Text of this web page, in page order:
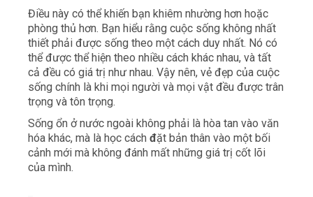
Điều này có thể khiến bạn khiêm nhường hơn hoặc
phòng thủ hơn. Bạn hiểu rằng cuộc sống không nhất
thiết phải được sống theo một cách duy nhất. Nó có
thể được thể hiện theo nhiều cách khác nhau, và tất
cả đều có giá trị như nhau. Vậy nên, vẻ đẹp của cuộc
sống chính là khi mọi người và mọi vật đều được trân
trọng và tôn trọng.
Sống ổn ở nước ngoài không phải là hòa tan vào văn
hóa khác, mà là học cáchđặt bản thân vào một bối
cảnh mới mà không đánh mất những giá trị cốt lõi
của mình.